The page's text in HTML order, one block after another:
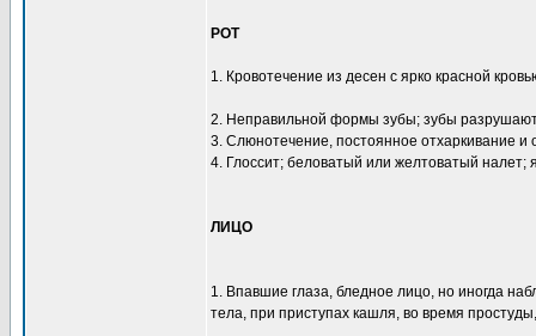
РОТ
1. Кровотечение из десен с ярко красной
2. Неправильной формы зубы; зубы
3. Слюнотечение, постоянное отхаркивание и
4. Глоссит; беловатый или желтоватый налет;
ЛИЦО
1. Впавшие глаза, бледное лицо, но иногда
тела, при приступах кашля, во время